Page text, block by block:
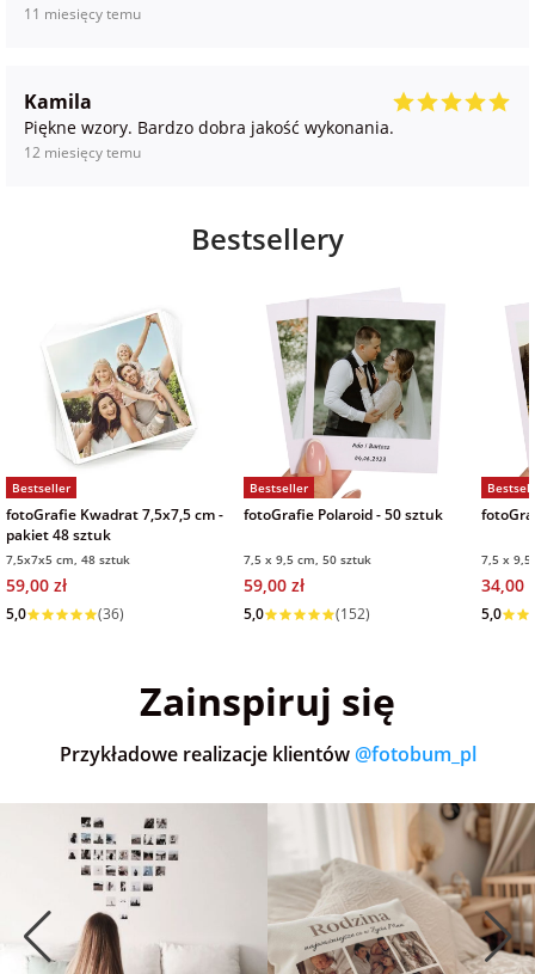
11 miesięcy temu
Kamila
Piękne wzory. Bardzo dobra jakość wykonania.
12 miesięcy temu
Bestsellery
Bestseller
fotoGrafie Kwadrat 7,5x7,5 cm -
pakiet 48 sztuk
7,5x7x5 cm, 48 sztuk
59,00 zł
Wysyłka w 1 dzień
5,0 (36)
Bestseller
fotoGrafie Polaroid - 50 sztuk
7,5 x 9,5 cm, 50 sztuk
59,00 zł
Wysyłka w 1 dzień
5,0 (152)
7,5 x
34,00
5,0
Zainspiruj się
Przykładowe realizacje klientów @fotobum_pl